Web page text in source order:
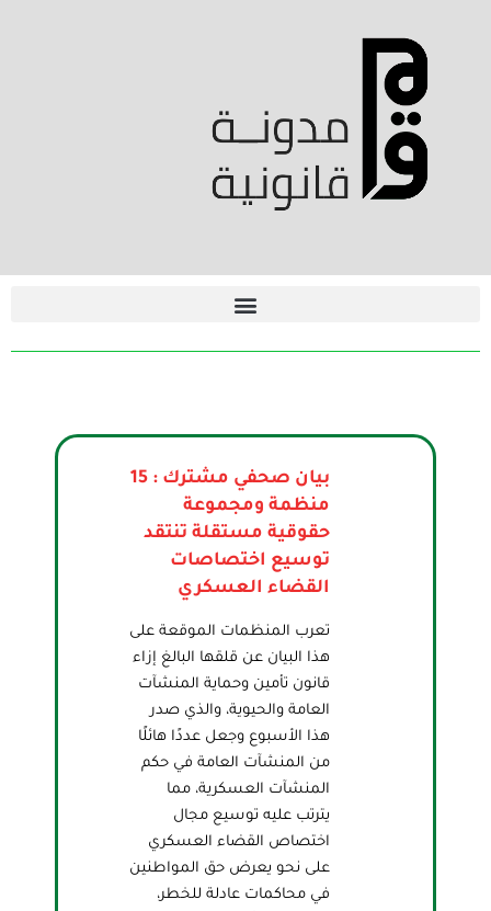
بيان صحفي مشترك : 15
منظمة ومجموعة
حقوقية مستقلة تنتقد
توسيع اختصاصات
القضاء العسكري
تعرب المنظمات الموقعة على
هذا البيان عن قلقها البالغ إزاء
قانون تأمين وحماية المنشآت
العامة والحيوية، والذي صدر
هذا الأسبوع وجعل عددًا هائلًا
من المنشآت العامة في حكم
المنشآت العسكرية، مما
يترتب عليه توسيع مجال
اختصاص القضاء العسكري
على نحو يعرض حق المواطنين
في محاكمات عادلة للخطر،